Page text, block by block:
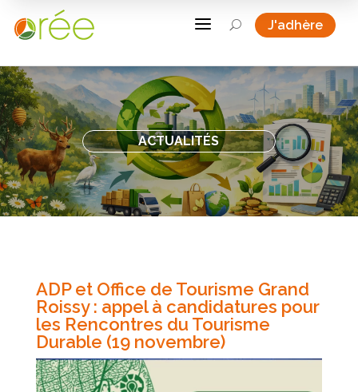
a U J'adhère
ACTUALITÉS
ADP et Office de Tourisme Grand
Roissy : appel à candidatures pour
les Rencontres du Tourisme
Durable (19 novembre)